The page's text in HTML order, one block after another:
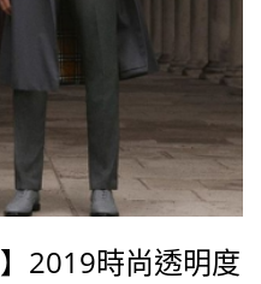
2019時尚透明度